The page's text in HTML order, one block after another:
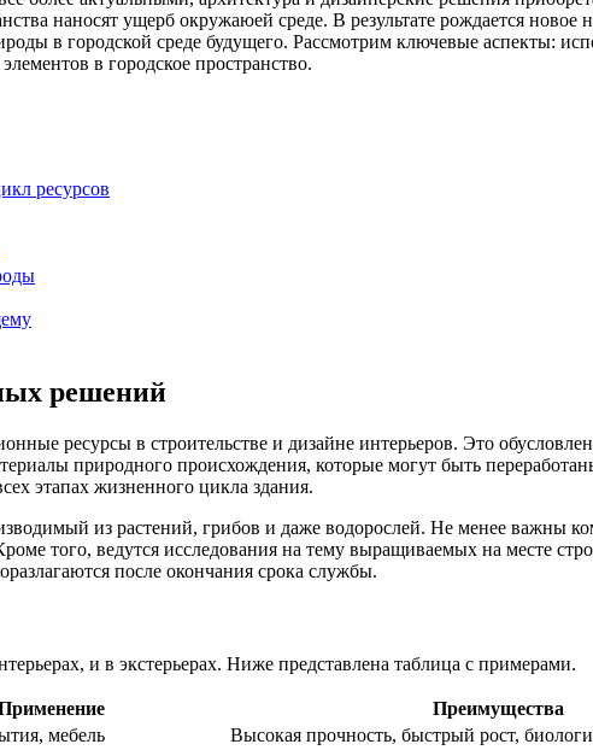
наносят ущерб окружаюей среде. В результате рождается
в городской среде будущего. Рассмотрим ключевые аспекты:
в городское пространство.
ресурсов
решений
ресурсы в строительстве и дизайне интерьеров. Это
природного происхождения, которые могут быть
этапах жизненного цикла здания.
из растений, грибов и даже водорослей. Не менее важны
того, ведутся исследования на тему выращиваемых на месте
после окончания срока службы.
и в экстерьерах. Ниже представлена таблица с примерами.
Преимущества
мебель
Высокая прочность, быстрый рост,